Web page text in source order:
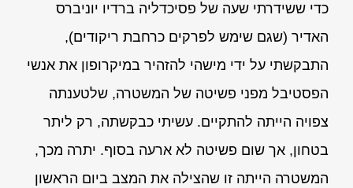
כדי ששידרתי שעה של פסיכדליה ברדיו יוניברס
האדיר (שגם שימש לפרקים כרחבת ריקודים),
התבקשתי על ידי מישהי להזהיר במיקרופון את אנשי
הפסטיבל מפני פשיטה של המשטרה, שלטענתה
צפויה הייתה להתקיים. עשיתי כבקשתה, רק ליתר
בטחון, אך שום פשיטה לא ארעה בסוף. יתרה מכך,
המשטרה הייתה זו שהצילה את המצב ביום הראשון